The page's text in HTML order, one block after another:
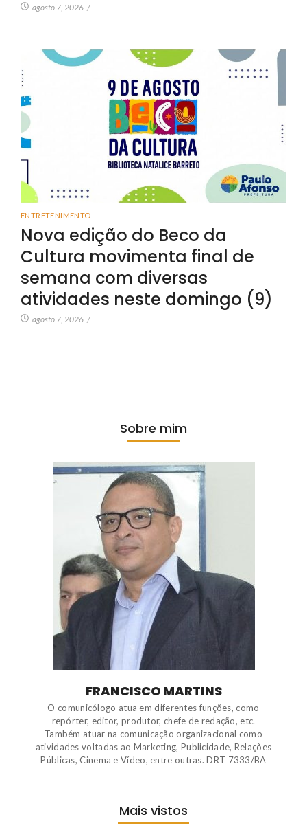
agosto 7, 2026 /
ENTRETENIMENTO
Nova edição do Beco da
Cultura movimenta final de
semana com diversas
atividades neste domingo (9)
agosto 7, 2026 /
Sobre mim
FRANCISCO MARTINS
O comunicólogo atua em diferentes funções, como
repórter, editor, produtor, chefe de redação, etc.
Também atuar na comunicação organizacional como
atividades voltadas ao Marketing, Publicidade, Relações
Públicas, Cinema e Vídeo, entre outras. DRT 7333/BA
Mais vistos